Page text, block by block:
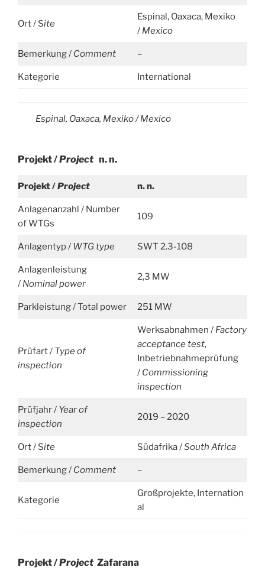
Ort / Site
Espinal, Oaxaca, Mexiko
/Mexico
Bemerkung / Comment –
Kategorie International
Espinal, Oaxaca, Mexiko /Mexico
Projekt /Project n. n.
Projekt /Project n. n.
Anlagenanzahl / Number
of WTGs
109
Anlagentyp / WTG type SWT 2.3-108
Anlagenleistung
/ Nominal power
2,3 MW
Parkleistung / Total power 251 MW
Prüfart / Type of
inspection
Werksabnahmen / Factory
acceptance test,
Inbetriebnahmeprüfung
/ Commissioning
inspection
Prüfjahr / Year of
inspection
2019 – 2020
Ort / Site Südafrika /South Africa
Bemerkung / Comment –
Kategorie
Großprojekte, Internation
al
Projekt /ProjectZafarana